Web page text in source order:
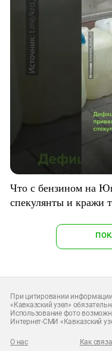
Что с бензином на
спекулянты и кражи
При цитировании
«Кавказский узел»
Использование фото
Интернет-СМИ «Кавказский
О нас Как